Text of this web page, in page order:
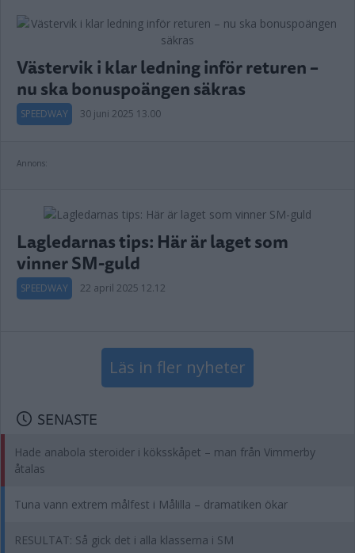
Västervik i klar ledning inför returen –
nu ska bonuspoängen säkras
SPEEDWAY 30 juni 2025 13.00
Annons:
Lagledarnas tips: Här är laget som
vinner SM-guld
SPEEDWAY 22 april 2025 12.12
Läs in fler nyheter
SENASTE
Hade anabola steroider i köksskåpet – man från Vimmerby
åtalas
Tuna vann extrem målfest i Målilla – dramatiken ökar
RESULTAT: Så gick det i alla klasserna i SM